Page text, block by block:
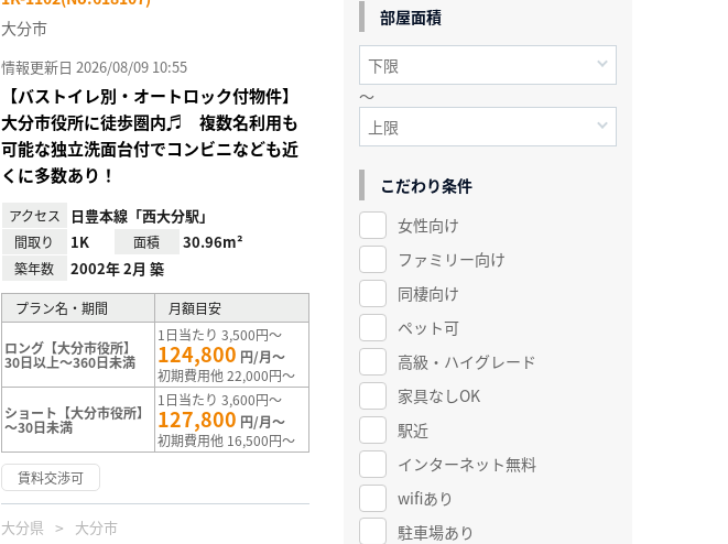
大分市
情報更新日 2026/08/09 10:55
【バストイレ別・オートロック付物件】
大分市役所に徒歩圏内♬ 複数名利用も
可能な独立洗面台付でコンビニなども近
くに多数あり！
アクセス 日豊本線「西大分駅」
間取り 1K 面積 30.96m²
築年数 2002年 2月 築
プラン名・期間 月額目安
ロング【大分市役所】
30日以上～360日未満
1日当たり 3,500円～
124,800 円/月～
初期費用他 22,000円～
ショート【大分市役所】
～30日未満
1日当たり 3,600円～
127,800 円/月～
初期費用他 16,500円～
賃料交渉可
大分県 大分市
部屋面積
～
こだわり条件
女性向け
ファミリー向け
同棲向け
ペット可
高級・ハイグレード
家具なしOK
駅近
インターネット無料
wifiあり
駐車場あり